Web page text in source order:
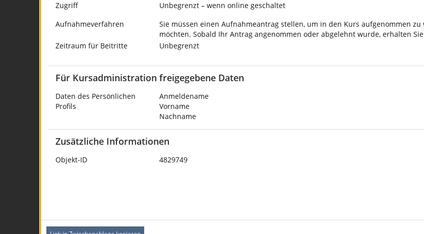
Zugriff
Unbegrenzt – wenn online geschaltet
Aufnahmeverfahren
Sie müssen einen Aufnahmeantrag stellen, um in den Kurs aufgenommen
möchten. Sobald Ihr Antrag angenommen oder abgelehnt wurde, erhalten
Zeitraum für Beitritte
Unbegrenzt
Für Kursadministration freigegebene Daten
Daten des Persönlichen
Profils
Anmeldename
Vorname
Nachname
Zusätzliche Informationen
Objekt-ID 4829749